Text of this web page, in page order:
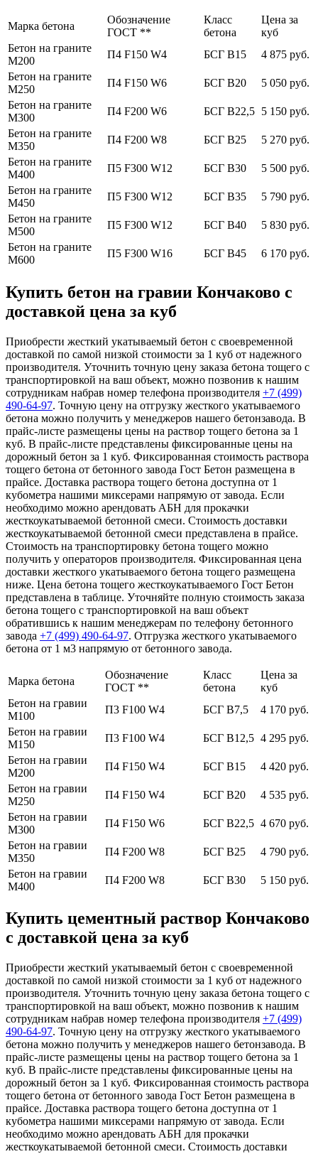
Марка бетона
Обозначение
ГОСТ **
Класс
бетона
Цена за
куб
Бетон на граните
М200
П4 F150 W4 БСГ В15
4 875 руб.
Бетон на граните
М250
П4 F150 W6 БСГ В20
5 050 руб.
Бетон на граните
М300
П4 F200 W6 БСГ В22,5 5 150 руб.
Бетон на граните
М350
П4 F200 W8 БСГ В25
5 270 руб.
Бетон на граните
М400
П5 F300 W12 БСГ В30
5 500 руб.
Бетон на граните
М450
П5 F300 W12 БСГ В35
5 790 руб.
Бетон на граните
М500
П5 F300 W12 БСГ В40
5 830 руб.
Бетон на граните
М600
П5 F300 W16 БСГ В45 6 170 руб.
Купить бетон на гравии Кончаково с
доставкой цена за куб
Приобрести жесткий укатываемый бетон с своевременной
доставкой по самой низкой стоимости за 1 куб от надежного
производителя. Уточнить точную цену заказа бетона тощего с
транспортировкой на ваш объект, можно позвонив к нашим
сотрудникам набрав номер телефона производителя +7 (499)
490-64-97. Точную цену на отгрузку жесткого укатываемого
бетона можно получить у менеджеров нашего бетонзавода. В
прайс-листе размещены цены на раствор тощего бетона за 1
куб. В прайс-листе представлены фиксированные цены на
дорожный бетон за 1 куб. Фиксированная стоимость раствора
тощего бетона от бетонного завода Гост Бетон размещена в
прайсе. Доставка раствора тощего бетона доступна от 1
кубометра нашими миксерами напрямую от завода. Если
необходимо можно арендовать АБН для прокачки
жесткоукатываемой бетонной смеси. Стоимость доставки
жесткоукатываемой бетонной смеси представлена в прайсе.
Стоимость на транспортировку бетона тощего можно
получить у операторов производителя. Фиксированная цена
доставки жесткого укатываемого бетона тощего размещена
ниже. Цена бетона тощего жесткоукатываемого Гост Бетон
представлена в таблице. Уточняйте полную стоимость заказа
бетона тощего с транспортировкой на ваш объект
обратившись к нашим менеджерам по телефону бетонного
завода +7 (499) 490-64-97. Отгрузка жесткого укатываемого
бетона от 1 м3 напрямую от бетонного завода.
Марка бетона
Обозначение
ГОСТ **
Класс
бетона
Цена за
куб
Бетон на гравии
М100
П3 F100 W4 БСГ В7,5
4 170 руб.
Бетон на гравии
М150
П3 F100 W4 БСГ В12,5 4 295 руб.
Бетон на гравии
М200
П4 F150 W4 БСГ В15
4 420 руб.
Бетон на гравии
М250
П4 F150 W4 БСГ В20
4 535 руб.
Бетон на гравии
М300
П4 F150 W6 БСГ В22,5 4 670 руб.
Бетон на гравии
М350
П4 F200 W8 БСГ В25
4 790 руб.
Бетон на гравии
М400
П4 F200 W8 БСГ В30 5 150 руб.
Купить цементный раствор Кончаково
с доставкой цена за куб
Приобрести жесткий укатываемый бетон с своевременной
доставкой по самой низкой стоимости за 1 куб от надежного
производителя. Уточнить точную цену заказа бетона тощего с
транспортировкой на ваш объект, можно позвонив к нашим
сотрудникам набрав номер телефона производителя +7 (499)
490-64-97. Точную цену на отгрузку жесткого укатываемого
бетона можно получить у менеджеров нашего бетонзавода. В
прайс-листе размещены цены на раствор тощего бетона за 1
куб. В прайс-листе представлены фиксированные цены на
дорожный бетон за 1 куб. Фиксированная стоимость раствора
тощего бетона от бетонного завода Гост Бетон размещена в
прайсе. Доставка раствора тощего бетона доступна от 1
кубометра нашими миксерами напрямую от завода. Если
необходимо можно арендовать АБН для прокачки
жесткоукатываемой бетонной смеси. Стоимость доставки